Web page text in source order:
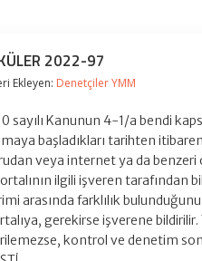
2022-97
Ekleyen: Denetçiler YMM
sayılı Kanunun 4-1/a bendi
başladıkları tarihten
veya internet ya da benzeri
ilgili işveren tarafından
arasında farklılık
gerekirse işverene
kontrol ve denetim